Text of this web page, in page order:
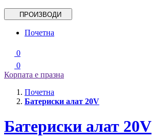
ПРОИЗВОДИ
Почетна
0
0
Корпата е празна
Почетна
Батериски алат 20V
Батериски алат 20V